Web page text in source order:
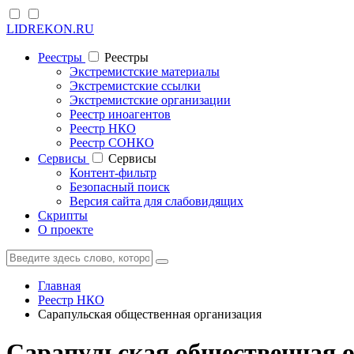
LIDREKON.RU
Реестры
Реестры
Экстремистские материалы
Экстремистские ссылки
Экстремистские организации
Реестр иноагентов
Реестр НКО
Реестр СОНКО
Cервисы
Cервисы
Контент-фильтр
Безопасный поиск
Версия сайта для слабовидящих
Скрипты
О проекте
Главная
Реестр НКО
Сарапульская общественная организация